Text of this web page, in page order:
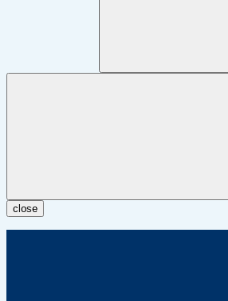
close